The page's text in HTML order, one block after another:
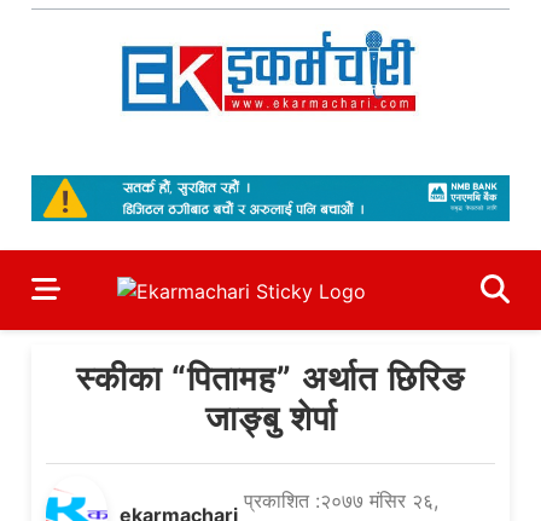
Skip
स्कीका “पितामह” अर्थात छिरिङ
जाङ्बु शेर्पा
ekarmachari
प्रकाशित :२०७७ मंसिर २६,